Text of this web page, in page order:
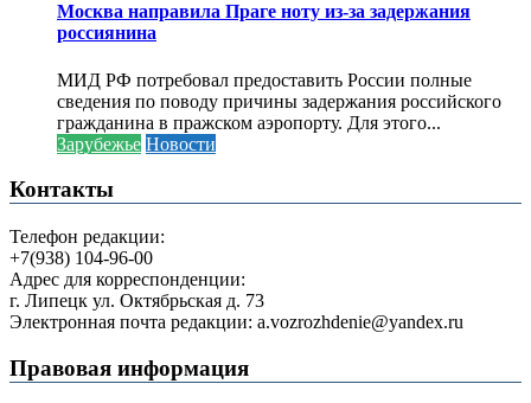
Москва направила Праге ноту из-за задержания
россиянина
МИД РФ потребовал предоставить России полные
сведения по поводу причины задержания российского
гражданина в пражском аэропорту. Для этого...
Зарубежье Новости
Контакты
Телефон редакции:
+7(938) 104-96-00
Адрес для корреспонденции:
г. Липецк ул. Октябрьская д. 73
Электронная почта редакции: a.vozrozhdenie@yandex.ru
Правовая информация